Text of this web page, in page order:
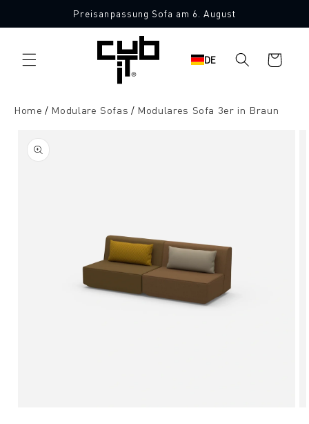
Inhalt
Preisanpassung Sofa am 6. August
DE Warenkorb
Home Modulare Sofas Modulares Sofa 3er in Braun
Made in Germany 🖤